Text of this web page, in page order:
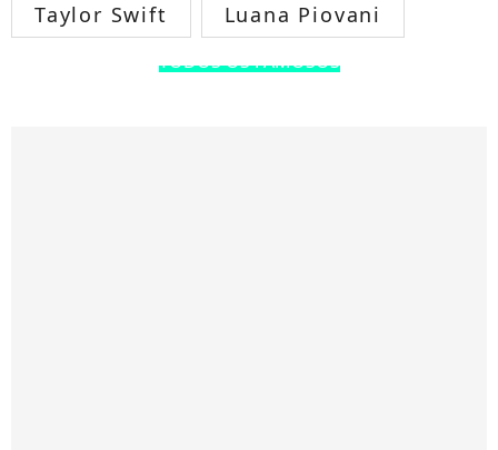
Taylor Swift Luana Piovani
TODOS OS FAMOSOS